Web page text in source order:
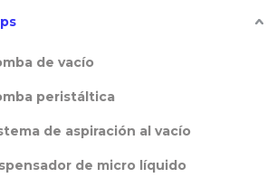
de vacío
peristáltica
de aspiración al vacío
de micro líquido